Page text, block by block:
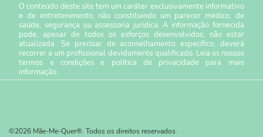
O conteúdo deste site tem um caráter exclusivamente informativo
e de entretenimento, não constituindo um parecer médico, de
saúde, segurança ou assessoria jurídica. A informação fornecida
pode, apesar de todos os esforços desenvolvidos, não estar
atualizada. Se precisar de aconselhamento específico, deverá
recorrer a um profissional devidamente qualificado. Leia os nossos
termos e condiçõese política de privacidade para mais
informação.
©2026 Mãe-Me-Quer®. Todos os direitos reservados.